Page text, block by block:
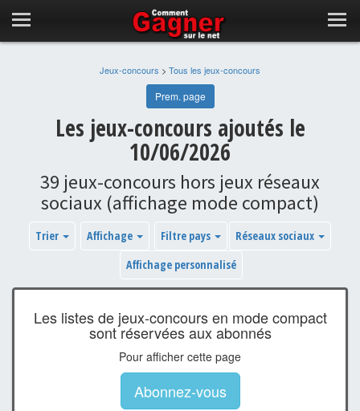
Jeux-concours > Tous les jeux-concours
Prem. page
Les jeux-concours ajoutés le
10/06/2026
39 jeux-concours hors jeux réseaux
sociaux (affichage mode compact)
Trier Affichage Filtre pays
Réseaux sociaux
Affichage personnalisé
Les listes de jeux-concours en mode compact
sont réservées aux abonnés
Pour afficher cette page
Abonnez-vous